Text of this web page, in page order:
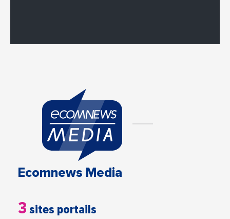
Ecomnews Media
3 sites portails